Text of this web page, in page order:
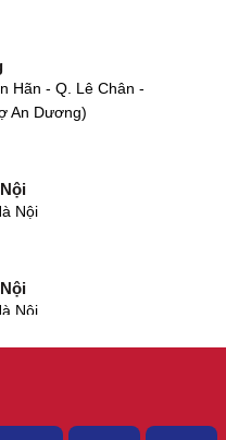
Hãn - Q. Lê Chân -
An Dương)
Nội
Nội